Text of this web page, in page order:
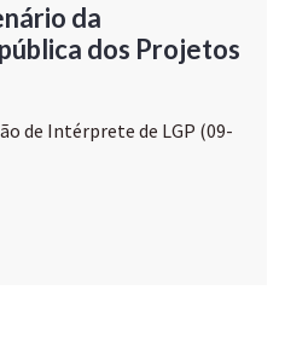
da
dos Projetos
de Intérprete de LGP (09-